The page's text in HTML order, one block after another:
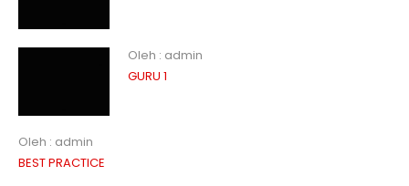
Oleh : admin
GURU 1
Oleh : admin
BEST PRACTICE